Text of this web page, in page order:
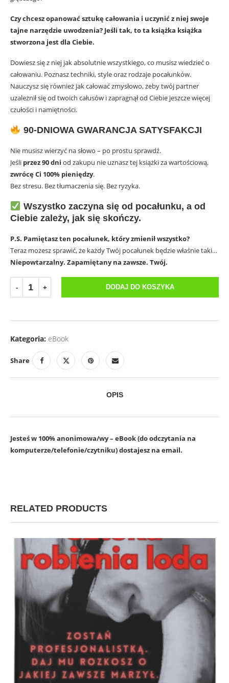
Czy chcesz opanować sztukę całowania i uczynić z niej swoje
tajne narzędzie uwodzenia? Jeśli tak, to ta książka książka
stworzona jest dla Ciebie.
Dowiesz się z niej jak absolutnie wszystkiego, co musisz wiedzieć o
całowaniu. Poznasz techniki, style oraz rodzaje pocałunków.
Nauczysz się również jak całować zmysłowo, żeby twój partner
uzależnił się od twoich całusów i zapragnął od Ciebie jeszcze więcej
czułości i namiętności.
90-DNIOWA GWARANCJA SATYSFAKCJI
Nie musisz wierzyć na słowo – po prostu sprawdź.
Jeśli przez 90 dni od zakupu nie uznasz tej książki za wartościową,
zwrócę Ci 100% pieniędzy.
Bez stresu. Bez tłumaczenia się. Bez ryzyka.
Wszystko zaczyna się od pocałunku, aod
Ciebie zależy, jak się skończy.
P.S. Pamiętasz ten pocałunek, który zmienił wszystko?
Teraz możesz sprawić, że każdy Twój pocałunek będzie właśnie taki…
Niepowtarzalny. Zapamiętany na zawsze. Twój.
DODAJ DO KOSZYKA
Kategoria: eBook
Share
OPIS
Jesteś w 100% anonimowa/wy – eBook (do odczytania na
komputerze/telefonie/czytniku) dostajesz na email.
RELATED PRODUCTS